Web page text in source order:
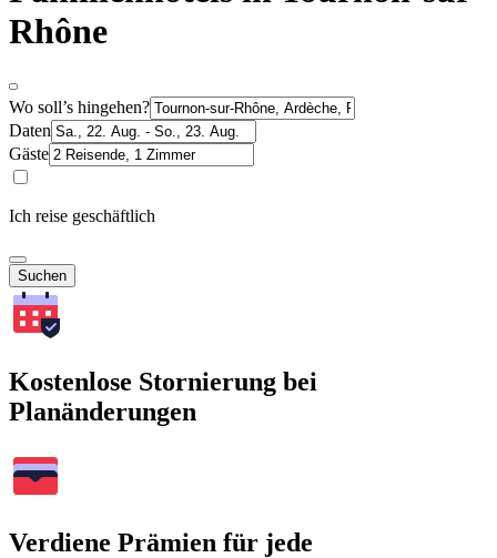
Rhône
Wo soll’s hingehen?
Daten
Gäste
Ich reise geschäftlich
Suchen
Kostenlose Stornierung bei
Planänderungen
Verdiene Prämien für jede